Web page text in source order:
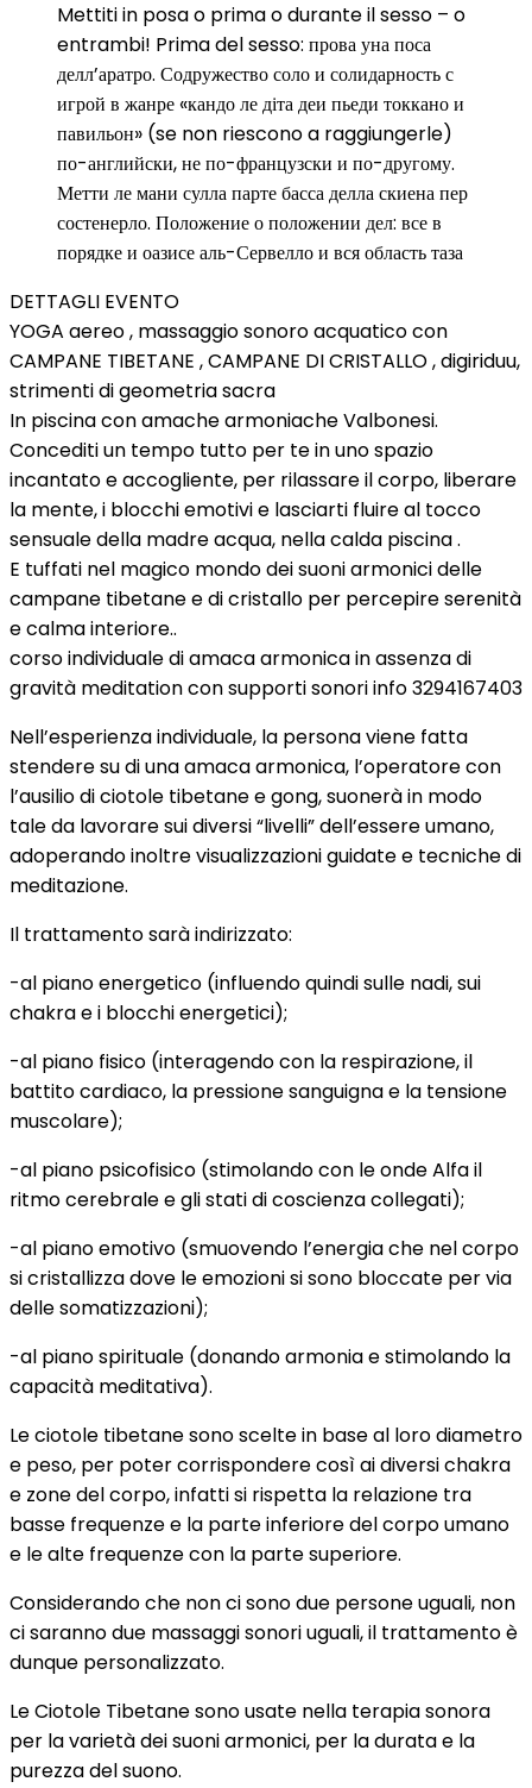
Mettiti in posa o prima o durante il sesso – o
entrambi! Prima del sesso: прова уна поса
делл’аратро. Содружество соло и солидарность с
игрой в жанре «кандо ле діта деи пьеди токкано и
павильон» (se non riescono a raggiungerle)
по-английски, не по-французски и по-другому.
Метти ле мани сулла парте басса делла скиена пер
состенерло. Положение о положении дел: все в
порядке и оазисе аль-Сервелло и вся область таза
DETTAGLI EVENTO
YOGA aereo , massaggio sonoro acquatico con
CAMPANE TIBETANE , CAMPANE DI CRISTALLO , digiriduu,
strimenti di geometria sacra
In piscina con amache armoniache Valbonesi.
Concediti un tempo tutto per te in uno spazio
incantato e accogliente, per rilassare il corpo, liberare
la mente, i blocchi emotivi e lasciarti fluire al tocco
sensuale della madre acqua, nella calda piscina .
E tuffati nel magico mondo dei suoni armonici delle
campane tibetane e di cristallo per percepire serenità
e calma interiore..
corso individuale di amaca armonica in assenza di
gravità meditation con supporti sonori info 3294167403
Nell’esperienza individuale, la persona viene fatta
stendere su di una amaca armonica, l’operatore con
l’ausilio di ciotole tibetane e gong, suonerà in modo
tale da lavorare sui diversi “livelli” dell’essere umano,
adoperando inoltre visualizzazioni guidate e tecniche di
meditazione.
Il trattamento sarà indirizzato:
-al piano energetico (influendo quindi sulle nadi, sui
chakra e i blocchi energetici);
-al piano fisico (interagendo con la respirazione, il
battito cardiaco, la pressione sanguigna e la tensione
muscolare);
-al piano psicofisico (stimolando con le onde Alfa il
ritmo cerebrale e gli stati di coscienza collegati);
-al piano emotivo (smuovendo l’energia che nel corpo
si cristallizza dove le emozioni si sono bloccate per via
delle somatizzazioni);
-al piano spirituale (donando armonia e stimolando la
capacità meditativa).
Le ciotole tibetane sono scelte in base al loro diametro
e peso, per poter corrispondere così ai diversi chakra
e zone del corpo, infatti si rispetta la relazione tra
basse frequenze e la parte inferiore del corpo umano
e le alte frequenze con la parte superiore.
Considerando che non ci sono due persone uguali, non
ci saranno due massaggi sonori uguali, il trattamento è
dunque personalizzato.
Le Ciotole Tibetane sono usate nella terapia sonora
per la varietà dei suoni armonici, per la durata e la
purezza del suono.